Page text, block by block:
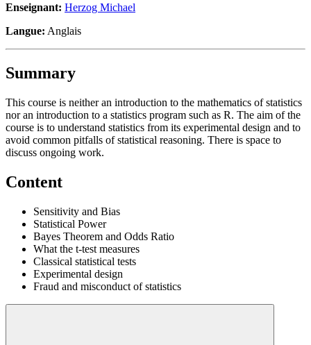
Enseignant: Herzog Michael
Langue: Anglais
Summary
This course is neither an introduction to the mathematics of statistics
nor an introduction to a statistics program such as R. The aim of the
course is to understand statistics from its experimental design and to
avoid common pitfalls of statistical reasoning. There is space to
discuss ongoing work.
Content
Sensitivity and Bias
Statistical Power
Bayes Theorem and Odds Ratio
What the t-test measures
Classical statistical tests
Experimental design
Fraud and misconduct of statistics